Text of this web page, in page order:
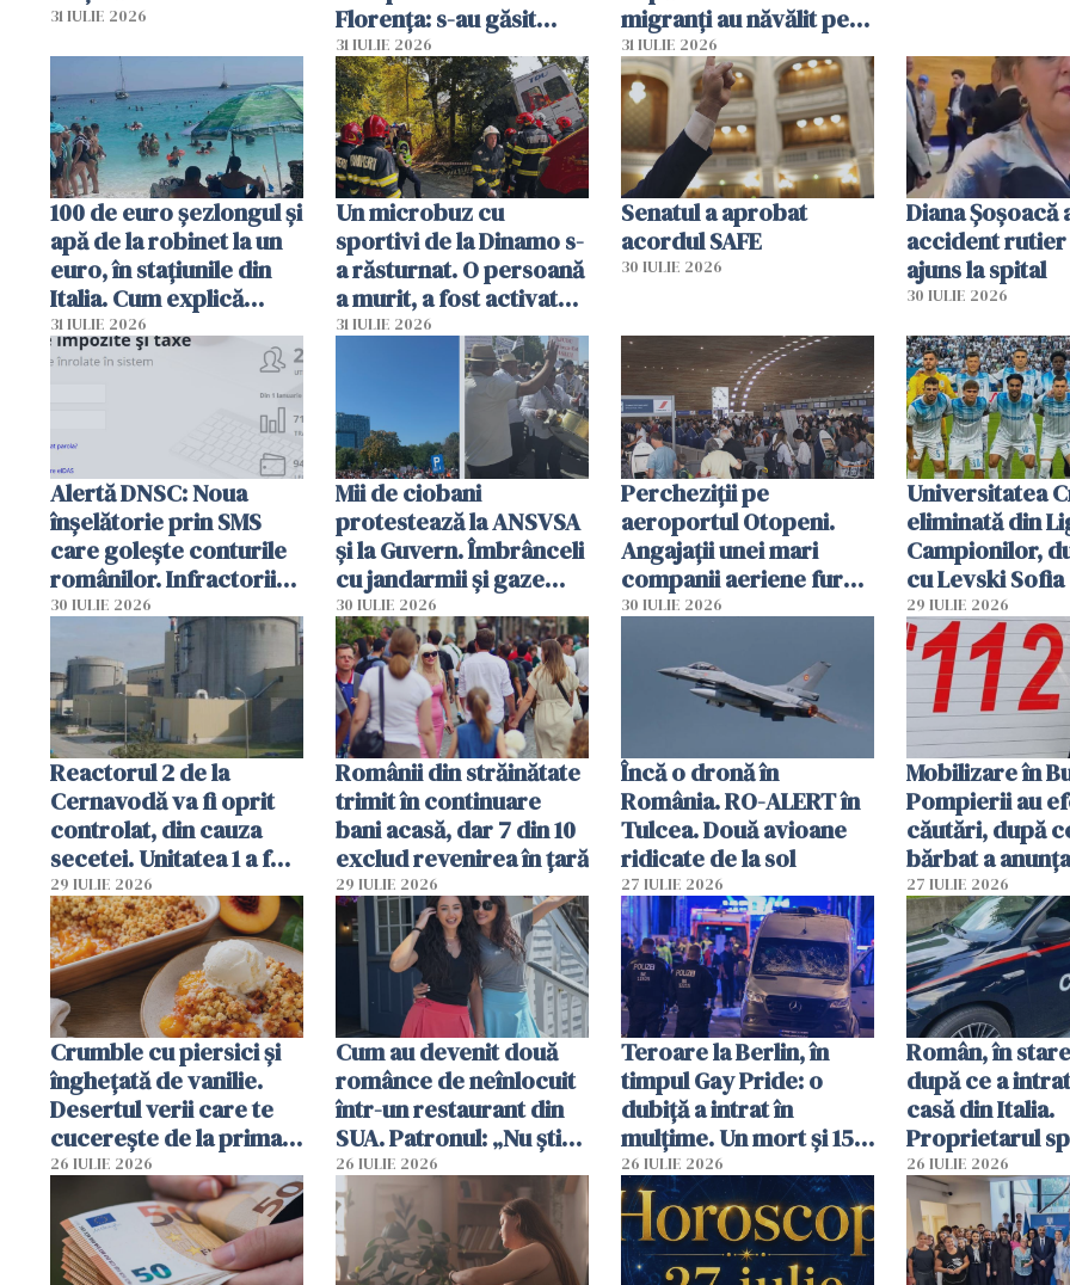
31 IULIE 2026
Florența: s-au găsit
capete de aligator și o
sumă imensă de bani
31 IULIE 2026
migranți au năvălit pe
teritoriul spaniol: „Vom
mobiliza toate
resursele"
31 IULIE 2026
100 de euro șezlongul și
apă de la robinet la un
euro, în stațiunile din
Italia. Cum explică
autoritățile
31 IULIE 2026
Un microbuz cu
sportivi de la Dinamo s-
a răsturnat. O persoană
a murit, a fost activat
planul roșu de
31 IULIE 2026
Senatul a aprobat
acordul SAFE
30 IULIE 2026
Diana Șoșoacă
accident rutier
ajuns la spital
30 IULIE 2026
Alertă DNSC: Noua
înșelătorie prin SMS
care golește conturile
românilor. Infractorii
folosesc numele
Ghișeul.ro și al Poliției
Române
30 IULIE 2026
Mii de ciobani
protestează la ANSVSA
și la Guvern. Îmbrânceli
cu jandarmii și gaze
lacrimogene
30 IULIE 2026
Percheziții pe
aeroportul Otopeni.
Angajații unei mari
companii aeriene furau
parfumuri, ceasuri și
vânzării
30 IULIE 2026
Universitatea
eliminată din
Campionilor,
cu Levski Sofia
29 IULIE 2026
Reactorul 2 de la
Cernavodă va fi oprit
controlat, din cauza
secetei. Unitatea 1 a fost
deja oprită
29 IULIE 2026
Românii din străinătate
trimit în continuare
bani acasă, dar 7 din 10
exclud revenirea în țară
29 IULIE 2026
Încă o dronă în
România. RO-ALERT în
Tulcea. Două avioane
ridicate de la sol
27 IULIE 2026
Mobilizare în
Pompierii au
căutări, după
bărbat a
că a văzut un
luminos
27 IULIE 2026
Crumble cu piersici și
înghețată de vanilie.
Desertul verii care te
cucerește de la prima
lingură
26 IULIE 2026
Cum au devenit două
românce de neînlocuit
într-un restaurant din
SUA. Patronul: „Nu știu
ce o să mă fac fără voi”
26 IULIE 2026
Teroare la Berlin, în
timpul Gay Pride: o
dubiță a intrat în
mulțime. Un mort și 15
răniți
26 IULIE 2026
Român, în
după ce a
casă din Italia.
Proprietarul
s-a apărat cu
26 IULIE 2026